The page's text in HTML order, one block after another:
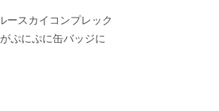
ースカイコンプレック
ぷにぷに缶バッジに